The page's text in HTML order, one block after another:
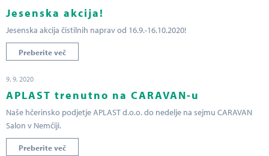
Jesenska akcija!
Jesenska akcija čistilnih naprav od 16.9.-16.10.2020!
Preberite več
9. 9. 2020
APLAST trenutno na CARAVAN-u
Naše hčerinsko podjetje APLAST d.o.o. do nedelje na sejmu CARAVAN
Salon v Nemčiji.
Preberite več